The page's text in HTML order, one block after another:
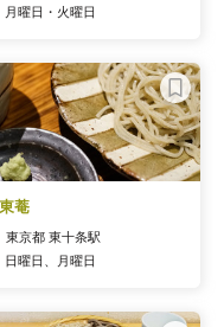
月曜日・火曜日
菴
東京都 東十条駅
日曜日、月曜日